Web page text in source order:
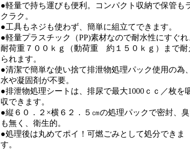
●軽量で持ち運びも便利。コンパクト収納で保管も
クラク。
●工具もネジも使わず、簡単に組立てできます。
●軽量プラスチック（PP)素材なので耐水性にすぐれ
耐荷重７００ｋｇ（動荷重 約１５０ｋｇ）まで耐
られます。
●清潔で簡単な使い捨て排泄物処理パック使用の為、
水や凝固剤が不要。
●排泄物処理シートは、排尿で最大1000ｃｃ／枚を
収できます。
●縦６０．２×横６２．５㎝の処理パックで密封、
も無く、衛生的。
●処理後は丸めてポイ！可燃ごみとして処分できま
す。